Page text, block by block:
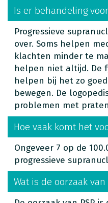
Is er behandeling
Progressieve
over. Soms helpen
klachten minder te
helpen niet altijd. De
helpen bij het zo
bewegen. De
problemen met
Hoe vaak komt het
Ongeveer 7 op de
progressieve
Wat is de oorzaak